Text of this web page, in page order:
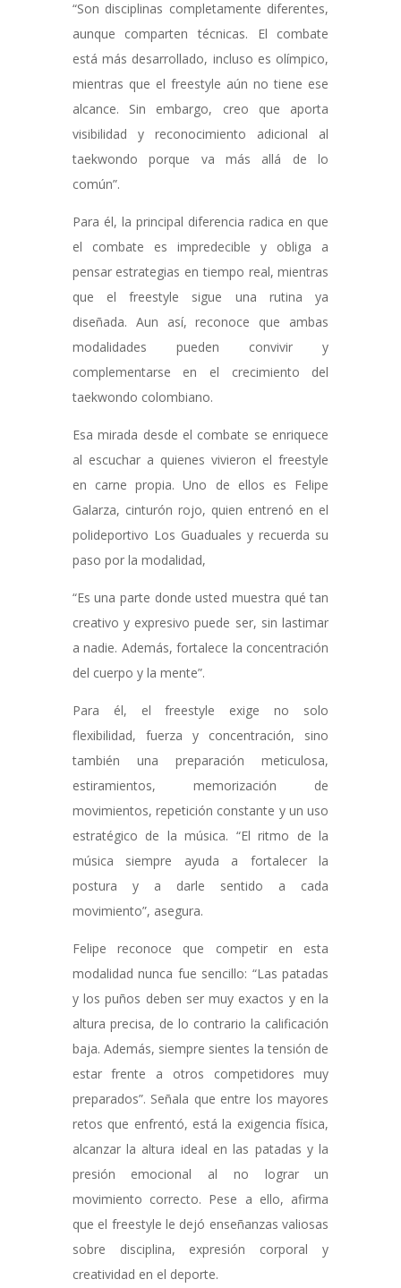
“Son disciplinas completamente diferentes,
aunque comparten técnicas. El combate
está más desarrollado, incluso es olímpico,
mientras que el freestyle aún no tiene ese
alcance. Sin embargo, creo que aporta
visibilidad y reconocimiento adicional al
taekwondo porque va más allá de lo
común”.
Para él, la principal diferencia radica en que
el combate es impredecible y obliga a
pensar estrategias en tiempo real, mientras
que el freestyle sigue una rutina ya
diseñada. Aun así, reconoce que ambas
modalidades pueden convivir y
complementarse en el crecimiento del
taekwondo colombiano.
Esa mirada desde el combate se enriquece
al escuchar a quienes vivieron el freestyle
en carne propia. Uno de ellos es Felipe
Galarza, cinturón rojo, quien entrenó en el
polideportivo Los Guaduales y recuerda su
paso por la modalidad,
“Es una parte donde usted muestra qué tan
creativo y expresivo puede ser, sin lastimar
a nadie. Además, fortalece la concentración
del cuerpo y la mente”.
Para él, el freestyle exige no solo
flexibilidad, fuerza y concentración, sino
también una preparación meticulosa,
estiramientos, memorización de
movimientos, repetición constante y un uso
estratégico de la música. “El ritmo de la
música siempre ayuda a fortalecer la
postura y a darle sentido a cada
movimiento”, asegura.
Felipe reconoce que competir en esta
modalidad nunca fue sencillo: “Las patadas
y los puños deben ser muy exactos y en la
altura precisa, de lo contrario la calificación
baja. Además, siempre sientes la tensión de
estar frente a otros competidores muy
preparados”. Señala que entre los mayores
retos que enfrentó, está la exigencia física,
alcanzar la altura ideal en las patadas y la
presión emocional al no lograr un
movimiento correcto. Pese a ello, afirma
que el freestyle le dejó enseñanzas valiosas
sobre disciplina, expresión corporal y
creatividad en el deporte.